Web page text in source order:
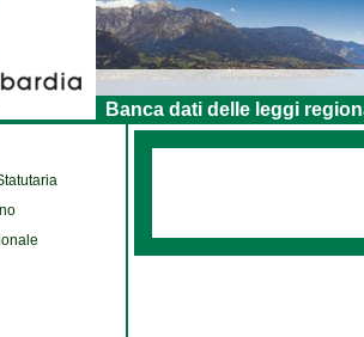
Banca dati delle leggi